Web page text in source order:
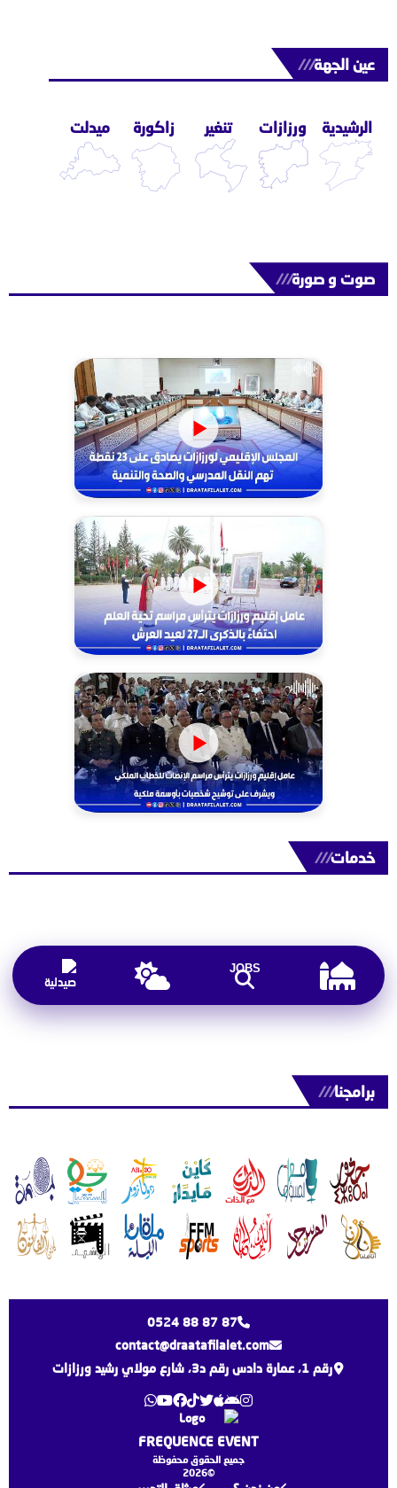
عين الجهة///
الرشيدية ورزازات تنغير زاكورة ميدلت
صوت و صورة///
خدمات///
JOBS
برامجنا///
0524 88 87 87
contact@draatafilalet.com
رقم 1، عمارة دادس رقم د3، شارع مولاي رشيد ورزازات
FREQUENCE EVENT
جميع الحقوق محفوظة
©2026